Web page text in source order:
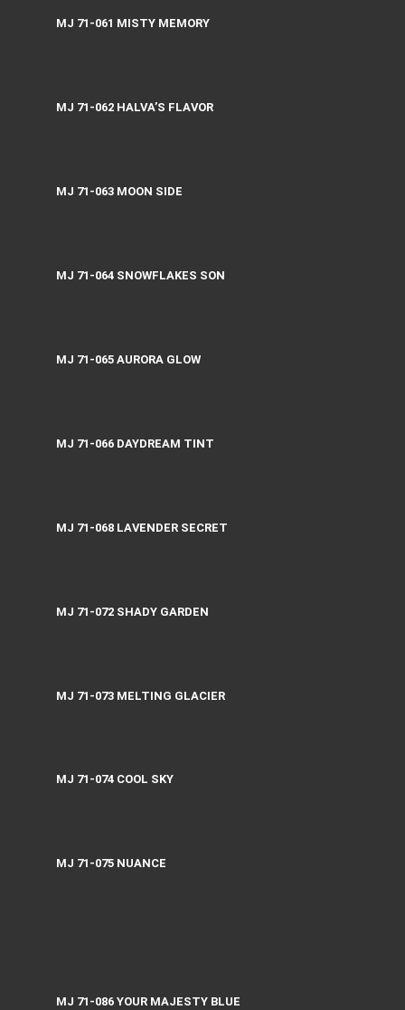
MJ 71-061 MISTY MEMORY
MJ 71-062 HALVA’S FLAVOR
MJ 71-063 MOON SIDE
MJ 71-064 SNOWFLAKES SON
MJ 71-065 AURORA GLOW
MJ 71-066 DAYDREAM TINT
MJ 71-068 LAVENDER SECRET
MJ 71-072 SHADY GARDEN
MJ 71-073 MELTING GLACIER
MJ 71-074 COOL SKY
MJ 71-075 NUANCE
MJ 71-086 YOUR MAJESTY BLUE